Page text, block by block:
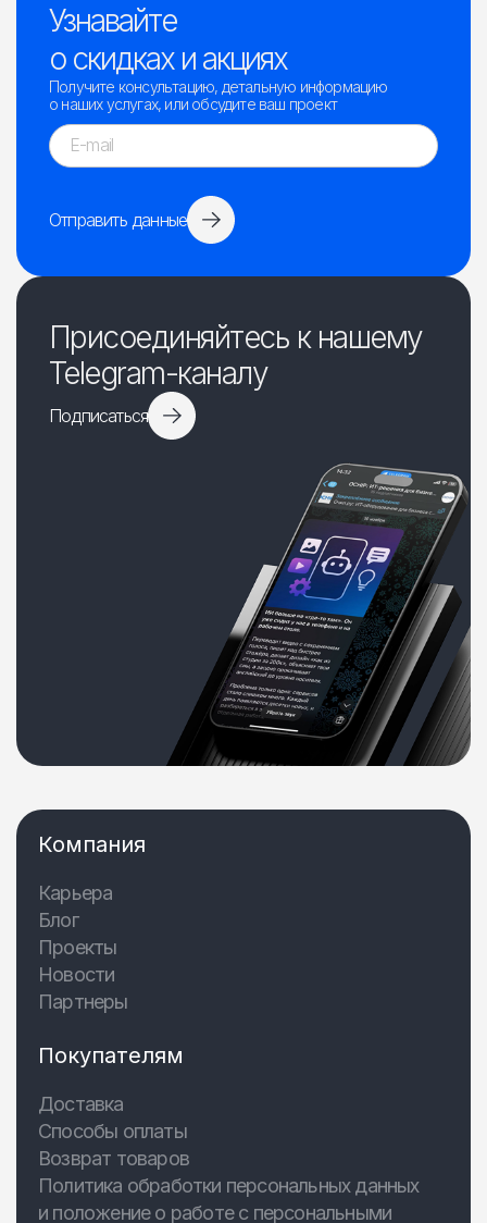
Узнавайте
о скидках и акциях
Получите консультацию, детальную информацию
о наших услугах, или обсудите ваш проект
Отправить данные
Присоединяйтесь к нашему
Telegram-каналу
Подписаться
Компания
Карьера
Блог
Проекты
Новости
Партнеры
Покупателям
Доставка
Способы оплаты
Возврат товаров
Политика обработки персональных данных
и положение о работе с персональными